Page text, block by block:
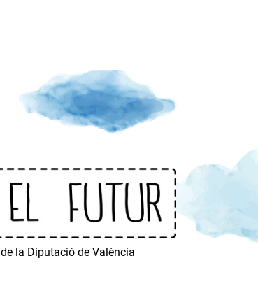
la Diputació de València